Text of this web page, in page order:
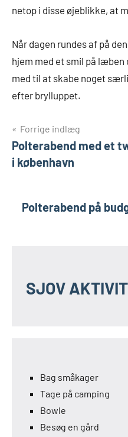
netop i disse øjeblikke, at
Når dagen rundes af på
hjem med et smil på
med til at skabe noget
efter brylluppet.
Forrige indlæg
Polterabend med et
i københavn
Polterabend på
SJOV
Bag småkager
Tage på camping
Bowle
Besøg en gård